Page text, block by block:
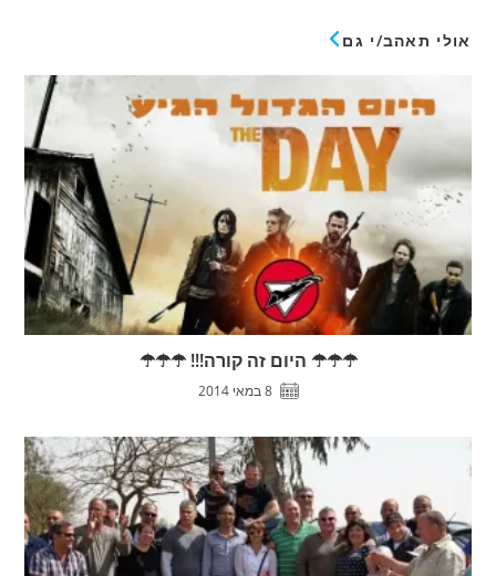
אולי תאהב/י גם
☂☂☂ היום זה קורה!!! ☂☂☂
8 במאי 2014